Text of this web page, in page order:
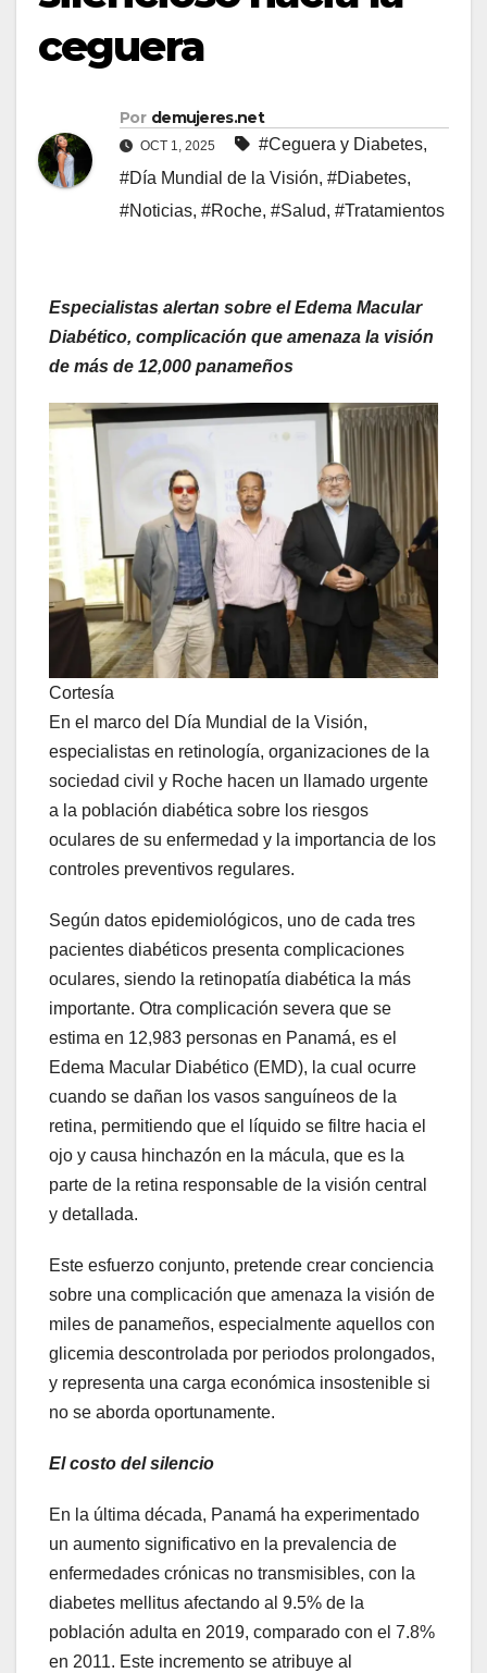
ceguera
Por demujeres.net
OCT 1, 2025 #Ceguera y Diabetes,
#Día Mundial de la Visión, #Diabetes,
#Noticias, #Roche, #Salud, #Tratamientos
Especialistas alertan sobre el Edema Macular
Diabético, complicación que amenaza la visión
de más de 12,000 panameños
Cortesía
En el marco del Día Mundial de la Visión,
especialistas en retinología, organizaciones de la
sociedad civil y Roche hacen un llamado urgente
a la población diabética sobre los riesgos
oculares de su enfermedad y la importancia de los
controles preventivos regulares.
Según datos epidemiológicos, uno de cada tres
pacientes diabéticos presenta complicaciones
oculares, siendo la retinopatía diabética la más
importante. Otra complicación severa que se
estima en 12,983 personas en Panamá, es el
Edema Macular Diabético (EMD), la cual ocurre
cuando se dañan los vasos sanguíneos de la
retina, permitiendo que el líquido se filtre hacia el
ojo y causa hinchazón en la mácula, que es la
parte de la retina responsable de la visión central
y detallada.
Este esfuerzo conjunto, pretende crear conciencia
sobre una complicación que amenaza la visión de
miles de panameños, especialmente aquellos con
glicemia descontrolada por periodos prolongados,
y representa una carga económica insostenible si
no se aborda oportunamente.
El costo del silencio
En la última década, Panamá ha experimentado
un aumento significativo en la prevalencia de
enfermedades crónicas no transmisibles, con la
diabetes mellitus afectando al 9.5% de la
población adulta en 2019, comparado con el 7.8%
en 2011. Este incremento se atribuye al